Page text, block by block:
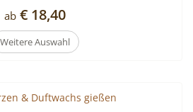
ab€ 18,40
Weitere Auswahl